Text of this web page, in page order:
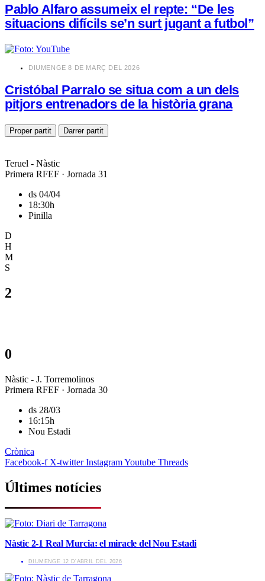
Pablo Alfaro assumeix el repte: “De les
situacions difícils se’n surt jugant a futbol”
​DIUMENGE 8 DE MARÇ DEL 2026
Cristóbal Parralo se situa com a un dels
pitjors entrenadors de la història grana
Proper partit Darrer partit
Teruel - Nàstic
Primera RFEF · Jornada 31
ds 04/04
18:30h
Pinilla
D
H
M
S
2
0
Nàstic - J. Torremolinos
Primera RFEF · Jornada 30
ds 28/03
16:15h
Nou Estadi
Crònica
Facebook-f X-twitter InstagramYoutube Threads
Últimes notícies
Nàstic 2-1 Real Murcia: el miracle del Nou Estadi
​DIUMENGE 12 D'ABRIL DEL 2026